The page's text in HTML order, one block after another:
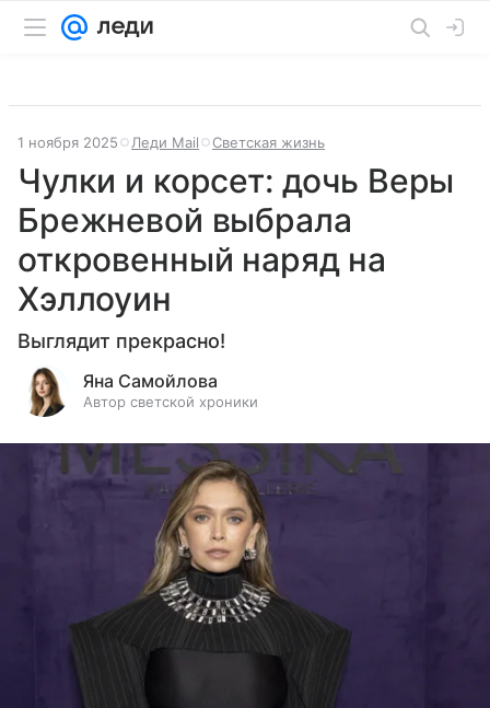
1 ноября 2025 Леди Mail Светская жизнь
Чулки и корсет: дочь Веры
Брежневой выбрала
откровенный наряд на
Хэллоуин
Выглядит прекрасно!
Яна Самойлова
Автор светской хроники